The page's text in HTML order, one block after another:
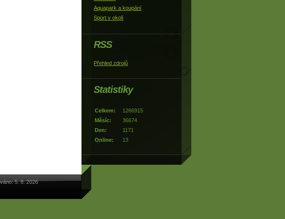
Aquapark a koupání
Sport v okolí
RSS
Přehled zdrojů
Statistiky
Online: 13
Celkem:
1266915
Měsíc:
36674
Den:
1171
5. 8. 2026